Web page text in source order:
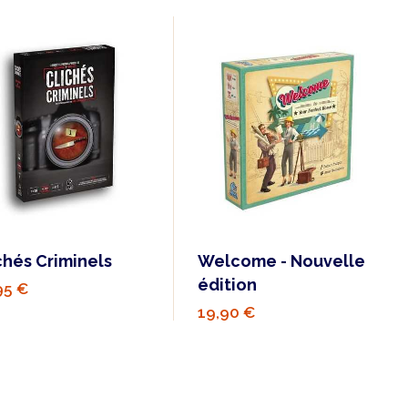
Criminels
€
Welcome - Nouvelle
édition
19,90 €